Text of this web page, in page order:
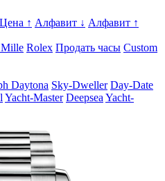
Цена ↑ Алфавит ↓ Алфавит ↑
Rolex Продать часы Custom
Daytona Sky-Dweller Day-Date
Yacht-Master Deepsea Yacht-